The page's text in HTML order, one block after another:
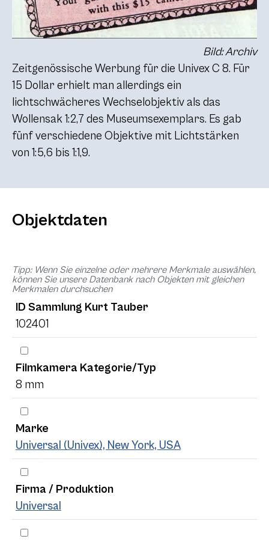
Bild: Archiv
Zeitgenössische Werbung für die UnivexC 8. Für
15 Dollar erhielt man allerdings ein
lichtschwächeres Wechselobjektiv als das
Wollensak 1:2,7 des Museumsexemplars. Es gab
fünf verschiedene Objektive mit Lichtstärken
von 1:5,6 bis 1:1,9.
Objektdaten
Tipp: Wenn Sie einzelne oder mehrere Merkmale auswählen,
können Sie unsere Datenbank nach Objekten mit gleichen
Merkmalen durchsuchen
ID Sammlung Kurt Tauber
102401
Filmkamera Kategorie/Typ
8 mm
Marke
Universal (Univex), New York, USA
Firma / Produktion
Universal